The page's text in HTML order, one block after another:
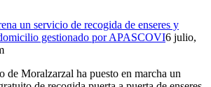
un servicio de recogida de enseres y
gestionado por APASCOVI6 julio,
de Moralzarzal ha puesto en marcha un